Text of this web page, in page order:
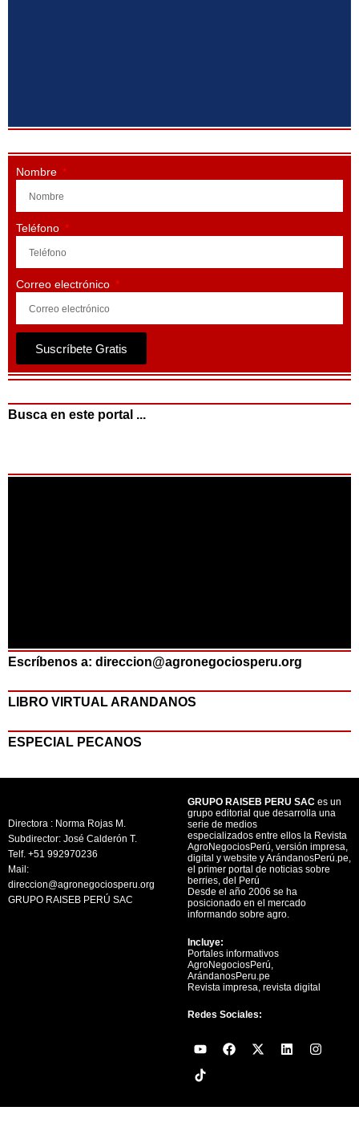
Nombre
Teléfono
Correo electrónico
Suscríbete Gratis
Busca en este portal ...
Escríbenos a: direccion@agronegociosperu.org
LIBRO VIRTUAL ARANDANOS
ESPECIAL PECANOS
Directora : Norma Rojas M.
Subdirector: José Calderón T.
Telf. +51 992970236
Mail:
direccion@agronegociosperu.org
GRUPO RAISEB PERÚ SAC
GRUPO RAISEB PERU SAC es un
grupo editorial que desarrolla una
serie de medios
especializados entre ellos la Revista
AgroNegociosPerú, versión impresa,
digital y website y ArándanosPerú.pe,
el primer portal de noticias sobre
berries, del Perú
Desde el año 2006 se ha
posicionado en el mercado
informando sobre agro.
Incluye:
Portales informativos
AgroNegociosPerú,
ArándanosPeru.pe
Revista impresa, revista digital
Redes Sociales:
Y
o
u
t
b
F
a
o
X
-
t
L
i
d
I
n
g